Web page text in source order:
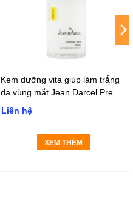
Kem dưỡng vita giúp làm trắng
da vùng mắt Jean Darcel Pre –
age Eye Cream
Liên hệ
XEM THÊM